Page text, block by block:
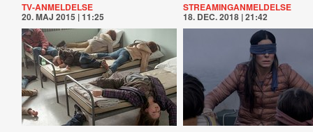
TV-ANMELDELSE
20. MAJ 2015 | 11:25
STREAMINGANMELDELSE
18. DEC. 2018 | 21:42